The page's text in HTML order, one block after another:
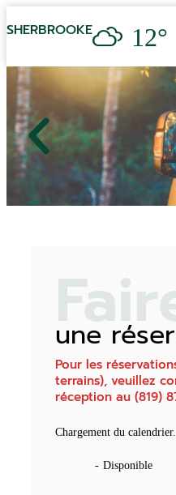
SHERBROOKE 12°
une
Pour les
terrains), veuillez
réception au (819)
Chargement du
- Disponible